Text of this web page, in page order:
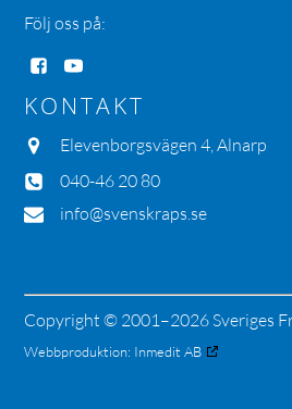
Följ oss på:
KONTAKT
Elevenborgsvägen 4, Alnarp
040-46 20 80
info@svenskraps.se
Copyright © 2001–2026 Sveriges
Webbproduktion: Inmedit AB